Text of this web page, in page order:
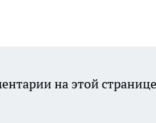
на этой